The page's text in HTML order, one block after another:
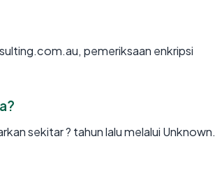
pemeriksaan enkripsi
sekitar ? tahun lalu melalui Unknown.